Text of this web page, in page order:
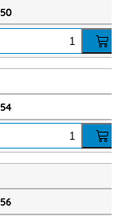
der Schrittlänge
BW